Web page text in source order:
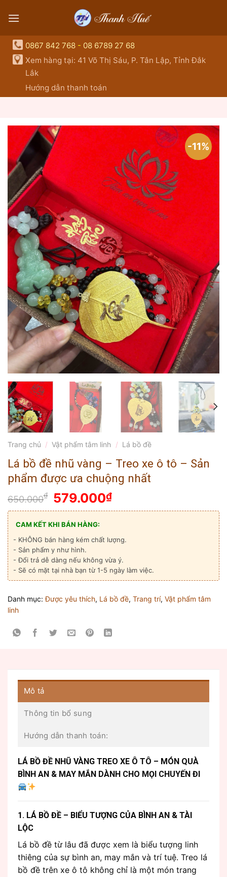
0867 842 768 - 08 6789 27 68
Xem hàng tại: 41 Võ Thị Sáu, P. Tân Lập, Tỉnh Đắk
Lắk
Hướng dẫn thanh toán
-11%
Trang chủ / Vật phẩm tâm linh / Lá bồ đề
Lá bồ đề nhũ vàng – Treo xe ô tô – Sản
phẩm được ưa chuộng nhất
650.000₫
Giá
gốc
là:
650.000₫.
579.000₫Giá
hiện
579.000₫.
CAM KẾT KHI BÁN HÀNG:
- KHÔNG bán hàng kém chất lượng.
- Sản phẩm y như hình.
- Đổi trả dễ dàng nếu không vừa ý.
- Sẽ có mặt tại nhà bạn từ 1-5 ngày làm việc.
Danh mục:Được yêu thích, Lá bồ đề, Trang trí, Vật phẩm tâm
linh
Mô tả
Thông tin bổ sung
Hướng dẫn thanh toán:
LÁ BỒ ĐỀ NHŨ VÀNG TREO XE Ô TÔ – MÓN QUÀ
BÌNH AN & MAY MẮN DÀNH CHO MỌI CHUYẾN ĐI
1. LÁ BỒ ĐỀ – BIỂU TƯỢNG CỦA BÌNH AN & TÀI
LỘC
Lá bồ đề từ lâu đã được xem là biểu tượng linh
thiêng của sự bình an, may mắn và trí tuệ. Treo lá
bồ đề trên xe ô tô không chỉ là một món trang